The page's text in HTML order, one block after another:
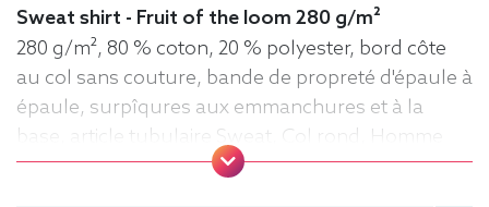
Sweat shirt - Fruit of the loom 280 g/m²
280 g/m², 80 % coton, 20 % polyester, bord côte
au col sans couture, bande de propreté d'épaule à
épaule, surpîqures aux emmanchures et à la
base, article tubulaire Sweat, Col rond, Homme